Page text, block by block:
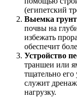
(египетский
Выемка
почвы на
избежать
обеспечит
Устройство
траншеи или
тщательно
служит
нагрузку.